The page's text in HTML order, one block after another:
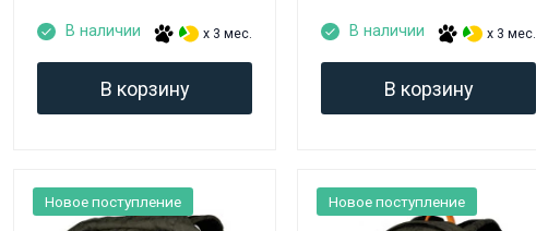
В наличии x 3 мес.
В корзину
В наличии x 3 мес.
В корзину
Новое поступление Новое поступление